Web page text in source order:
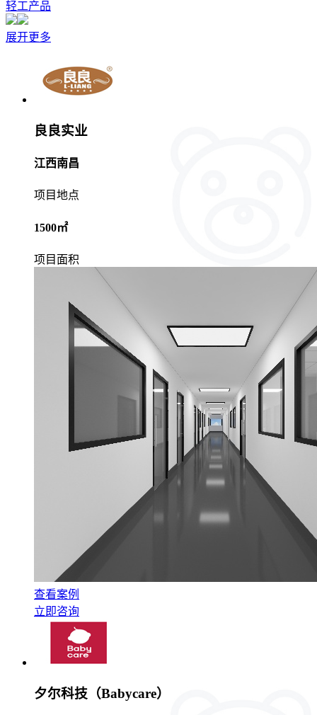
轻工产品
展开更多
良良实业
江西南昌
项目地点
1500㎡
项目面积
查看案例
立即咨询
夕尔科技（Babycare）